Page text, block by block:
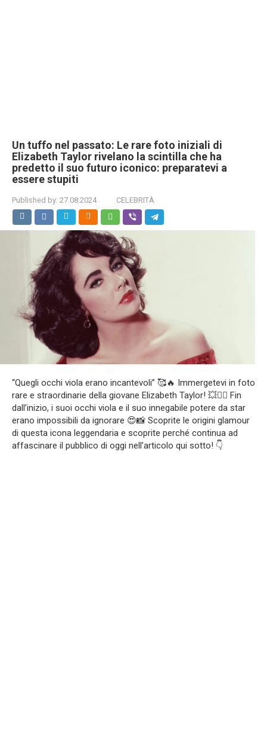
Un tuffo nel passato: Le rare foto iniziali di
Elizabeth Taylor rivelano la scintilla che ha
predetto il suo futuro iconico: preparatevi a
essere stupiti
Published by: 27.08.2024 CELEBRITÀ
“Quegli occhi viola erano incantevoli” 🥰🔥 Immergetevi in foto
rare e straordinarie della giovane Elizabeth Taylor! 💥❤️‍🔥 Fin
dall’inizio, i suoi occhi viola e il suo innegabile potere da star
erano impossibili da ignorare 😍📸 Scoprite le origini glamour
di questa icona leggendaria e scoprite perché continua ad
affascinare il pubblico di oggi nell’articolo qui sotto! 👇